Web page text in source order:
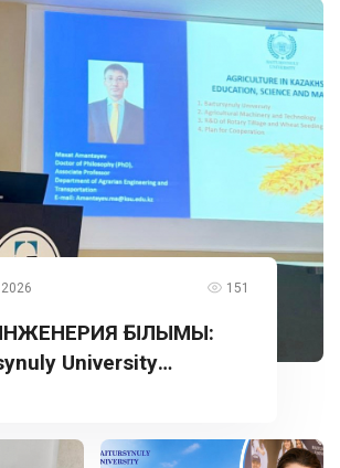
151
ҒЫЛЫМЫ:
University